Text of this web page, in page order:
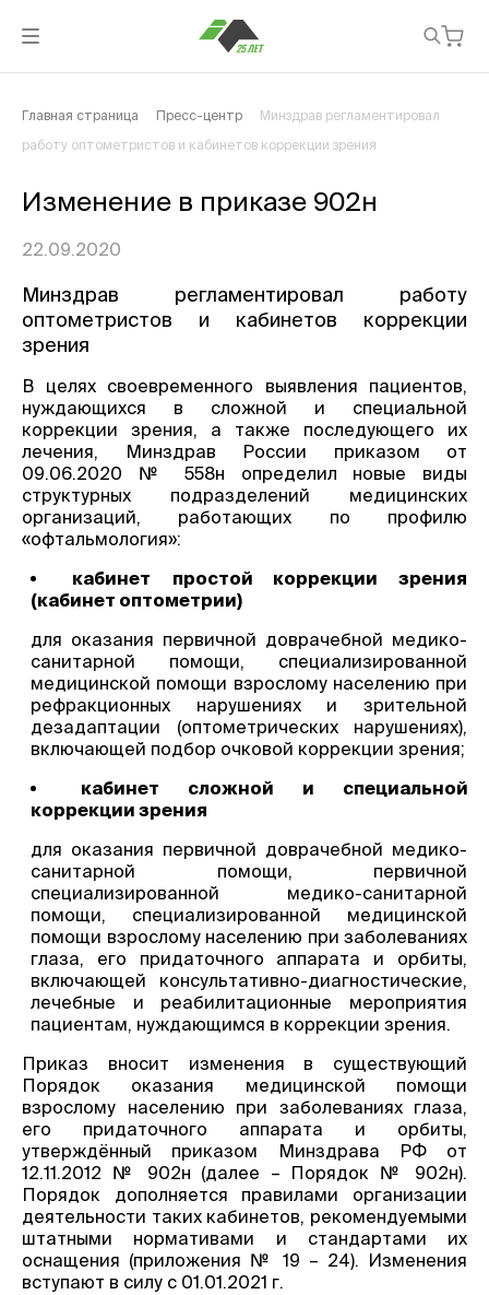
Главная страница Пресс-центр Минздрав регламентировал
работу оптометристов и кабинетов коррекции зрения
Изменение в приказе 902н
22.09.2020
Минздрав регламентировал работу
оптометристов и кабинетов коррекции
зрения
В целях своевременного выявления пациентов,
нуждающихся в сложной и специальной
коррекции зрения, а также последующего их
лечения, Минздрав России приказом от
09.06.2020 № 558н определил новые виды
структурных подразделений медицинских
организаций, работающих по профилю
«офтальмология»:
кабинет простой коррекции зрения
(кабинет оптометрии)
для оказания первичной доврачебной медико-
санитарной помощи, специализированной
медицинской помощи взрослому населению при
рефракционных нарушениях и зрительной
дезадаптации (оптометрических нарушениях),
включающей подбор очковой коррекции зрения;
кабинет сложной и специальной
коррекции зрения
для оказания первичной доврачебной медико-
санитарной помощи, первичной
специализированной медико-санитарной
помощи, специализированной медицинской
помощи взрослому населению при заболеваниях
глаза, его придаточного аппарата и орбиты,
включающей консультативно-диагностические,
лечебные и реабилитационные мероприятия
пациентам, нуждающимся в коррекции зрения.
Приказ вносит изменения в существующий
Порядок оказания медицинской помощи
взрослому населению при заболеваниях глаза,
его придаточного аппарата и орбиты,
утверждённый приказом Минздрава РФ от
12.11.2012 № 902н (далее – Порядок № 902н).
Порядок дополняется правилами организации
деятельности таких кабинетов, рекомендуемыми
штатными нормативами и стандартами их
оснащения (приложения № 19 – 24). Изменения
вступают в силу с 01.01.2021 г.